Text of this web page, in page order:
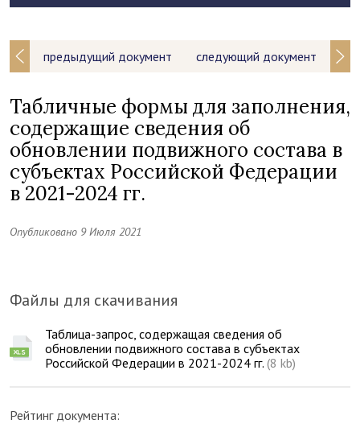
предыдущий документ следующий документ
Табличные формы для заполнения,
содержащие сведения об
обновлении подвижного состава в
субъектах Российской Федерации
в 2021-2024 гг.
Опубликовано 9 Июля 2021
Файлы для скачивания
Таблица-запрос, содержащая сведения об
обновлении подвижного состава в субъектах
Российской Федерации в 2021-2024 гг. (8 kb)
Рейтинг документа: